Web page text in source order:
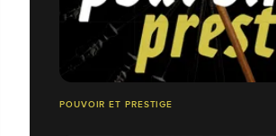
POUVOIR ET PRESTIGE